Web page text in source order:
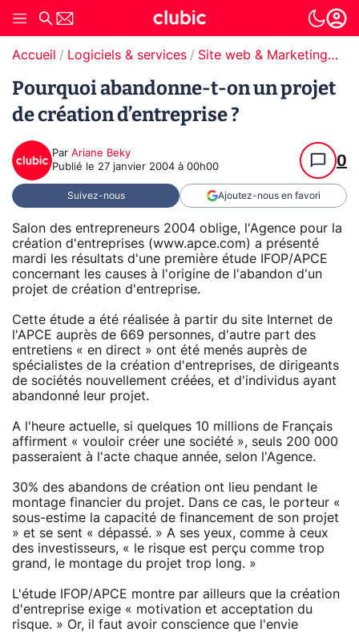
Accueil Logiciels & services Site web & Marketing Digital
Pourquoi abandonne-t-on un projet
de création d’entreprise ?
Par Ariane Beky
Publié le 27 janvier 2004 à 00h00 0
Suivez-nous Ajoutez-nous en favori
Salon des entrepreneurs 2004 oblige, l'Agence pour la
création d'entreprises (www.apce.com) a présenté
mardi les résultats d'une première étude IFOP/APCE
concernant les causes à l'origine de l'abandon d'un
projet de création d'entreprise.
Cette étude a été réalisée à partir du site Internet de
l'APCE auprès de 669 personnes, d'autre part des
entretiens « en direct » ont été menés auprès de
spécialistes de la création d'entreprises, de dirigeants
de sociétés nouvellement créées, et d'individus ayant
abandonné leur projet.
A l'heure actuelle, si quelques 10 millions de Français
affirment « vouloir créer une société », seuls 200 000
passeraient à l'acte chaque année, selon l'Agence.
30% des abandons de création ont lieu pendant le
montage financier du projet. Dans ce cas, le porteur «
sous-estime la capacité de financement de son projet
» et se sent « dépassé. » A ses yeux, comme à ceux
des investisseurs, « le risque est perçu comme trop
grand, le montage du projet trop long. »
L'étude IFOP/APCE montre par ailleurs que la création
d'entreprise exige « motivation et acceptation du
risque. » Or, il faut avoir conscience que l'envie